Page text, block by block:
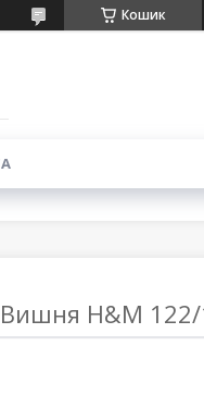
Кошик
Вишня H&M